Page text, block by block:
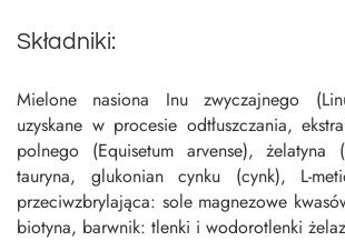
Składniki:
Mielone nasiona Inu zwyczajnego
uzyskane w procesie odtłuszczania,
polnego (Equisetum arvense), żelatyna
tauryna, glukonian cynku (cynk), L-
przeciwzbrylająca: sole magnezowe
biotyna, barwnik: tlenki i wodorotlenki